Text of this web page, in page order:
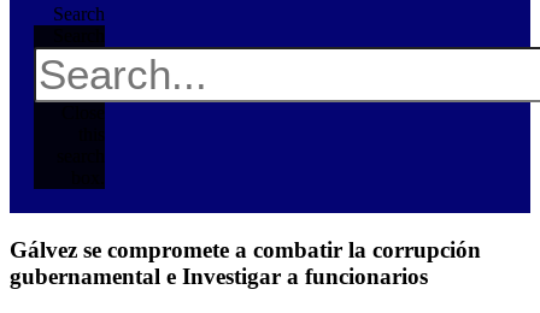
Search
Gálvez se compromete a combatir la corrupción
gubernamental e Investigar a funcionarios